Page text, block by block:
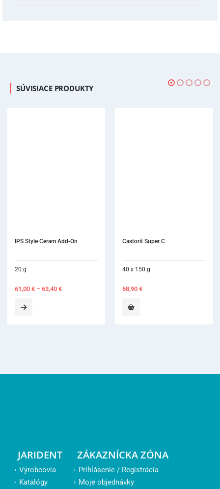
SÚVISIACE PRODUKTY
IPS Style Ceram Add-On
20 g
61,00 € – 63,40 €
Castorit Super C
40 x 150 g
68,90 €
JARIDENT
Výrobcovia
Katalógy
ZÁKAZNÍCKA ZÓNA
Prihlásenie / Registrácia
Moje objednávky